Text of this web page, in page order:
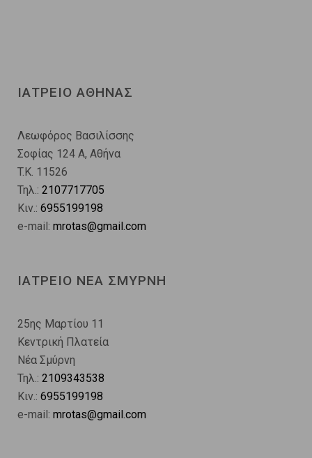
ΙΑΤΡΕΙΟ ΑΘΗΝΑΣ
Λεωφόρος Βασιλίσσης
Σοφίας 124 A, Αθήνα
T.K. 11526
Τηλ.: 2107717705
Κιν.: 6955199198
e-mail: mrotas@gmail.com
ΙΑΤΡΕΙΟ ΝΕΑ ΣΜΥΡΝΗ
25ης Μαρτίου 11
Κεντρική Πλατεία
Νέα Σμύρνη
Τηλ.: 2109343538
Κιν.: 6955199198
e-mail: mrotas@gmail.com